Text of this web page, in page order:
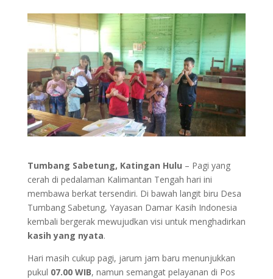
Tumbang Sabetung, Katingan Hulu – Pagi yang
cerah di pedalaman Kalimantan Tengah hari ini
membawa berkat tersendiri. Di bawah langit biru Desa
Tumbang Sabetung, Yayasan Damar Kasih Indonesia
kembali bergerak mewujudkan visi untuk menghadirkan
kasih yang nyata.
Hari masih cukup pagi, jarum jam baru menunjukkan
pukul 07.00 WIB, namun semangat pelayanan di Pos